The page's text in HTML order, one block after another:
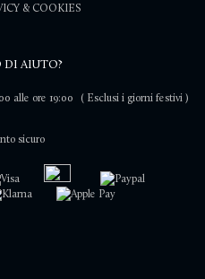
& COOKIES
DI AIUTO?
alle ore 19:00 ( Esclusi i giorni festivi )
sicuro